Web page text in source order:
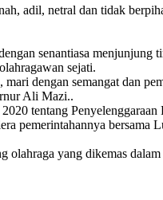
adil, netral dan tidak
senantiasa
sejati.
dengan semangat dan
Ali Mazi..
tentang
pemerintahannya bersama
yang dikemas